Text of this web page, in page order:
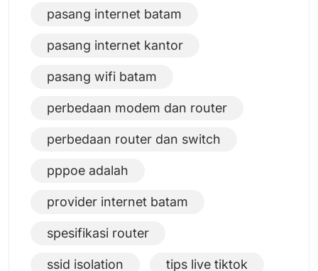
pasang internet batam
pasang internet kantor
pasang wifi batam
perbedaan modem dan router
perbedaan router dan switch
pppoe adalah
provider internet batam
spesifikasi router
ssid isolation tips live tiktok